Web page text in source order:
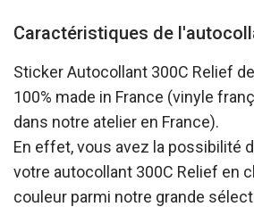
Caractéristiques de
Sticker Autocollant 300C Relief
100% made in France (vinyle
dans notre atelier en France).
En effet, vous avez la possibilité
votre autocollant 300C Relief en
couleur parmi notre grande